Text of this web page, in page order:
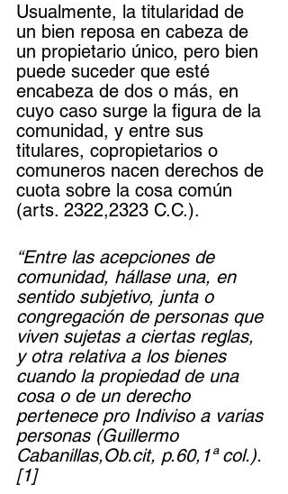
Usualmente, la titularidad de
un bien reposa en cabeza de
un propietario único, pero bien
puede suceder que esté
encabeza de dos o más, en
cuyo caso surge la figura de la
comunidad, y entre sus
titulares, copropietarios o
comuneros nacen derechos de
cuota sobre la cosa común
(arts. 2322,2323 C.C.).
“Entre las acepciones de
comunidad, hállase una, en
sentido subjetivo, junta o
congregación de personas que
viven sujetas a ciertas reglas,
y otra relativa a los bienes
cuando la propiedad de una
cosa o de un derecho
pertenece pro Indiviso a varias
personas (Guillermo
Cabanillas,Ob.cit, p.60,1ª col.).
[1]